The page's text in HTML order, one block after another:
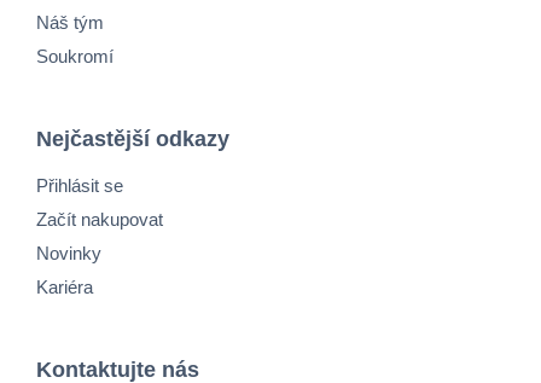
Náš tým
Soukromí
Nejčastější odkazy
Přihlásit se
Začít nakupovat
Novinky
Kariéra
Kontaktujte nás